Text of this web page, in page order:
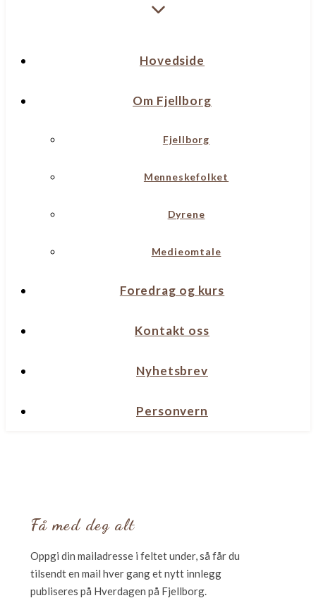
Hovedside
Om Fjellborg
Fjellborg
Menneskefolket
Dyrene
Medieomtale
Foredrag og kurs
Kontakt oss
Nyhetsbrev
Personvern
Få med deg alt
Oppgi din mailadresse i feltet under, så får du
tilsendt en mail hver gang et nytt innlegg
publiseres på Hverdagen på Fjellborg.